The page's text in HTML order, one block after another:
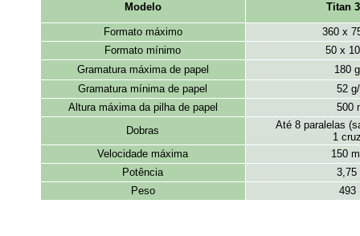
Modelo Titan
Formato máximo
360 x
Formato mínimo
50 x
Gramatura máxima de papel
180
Gramatura mínima de papel
52
Altura máxima da pilha de papel
500
Dobras
Até 8 paralelas
1
Velocidade máxima
150
Potência
3,75
Peso
493